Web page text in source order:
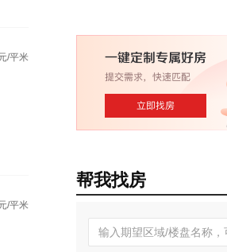
/平米
/平米
帮我找房